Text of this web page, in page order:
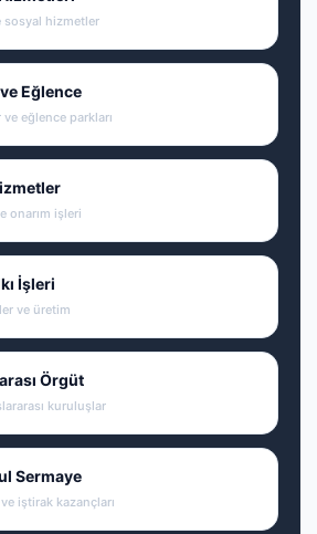
sosyal hizmetler
Eğlence
eğlence parkları
onarım işleri
İşleri
ve üretim
Örgüt
kuruluşlar
Sermaye
iştirak kazançları